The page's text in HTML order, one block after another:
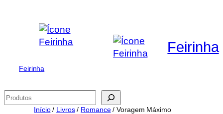
conteúdo
Feirinha
Feirinha
Pesquisar
Início/ Livros/ Romance/ Voragem Máximo